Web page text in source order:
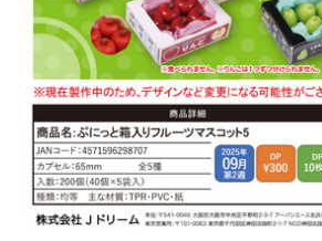
販促用カプセルトイ
よくあるご質問
ご利用ガイド